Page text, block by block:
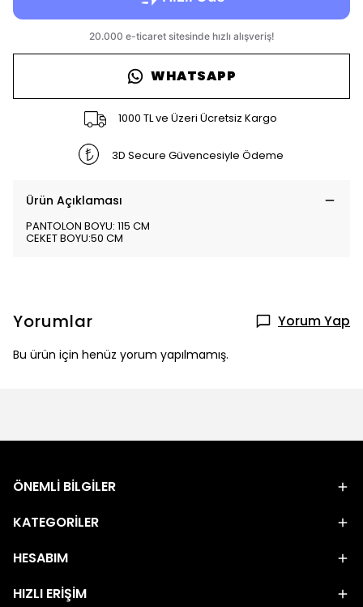
WHATSAPP
1000 TL ve Üzeri Ücretsiz Kargo
3D Secure Güvencesiyle Ödeme
Ürün Açıklaması
PANTOLON BOYU: 115 CM
CEKET BOYU:50 CM
Yorumlar Yorum Yap
Bu ürün için henüz yorum yapılmamış.
ÖNEMLİ BİLGİLER
KATEGORİLER
HESABIM
HIZLI ERİŞİM